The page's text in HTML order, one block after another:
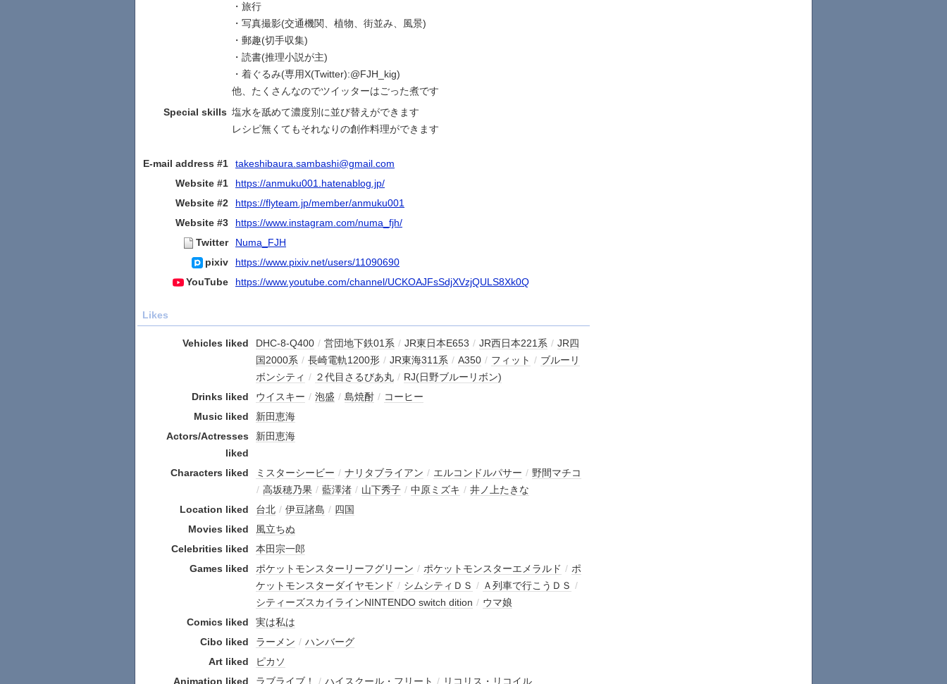
・旅行
・写真撮影(交通機関、植物、街並み、風景)
・郵趣(切手収集)
・読書(推理小説が主)
・着ぐるみ(専用X(Twitter):@FJH_kig)
他、たくさんなのでツイッターはごった煮です
Special skills 塩水を舐めて濃度別に並び替えができます
レシピ無くてもそれなりの創作料理ができます
E-mail address #1
takeshibaura.sambashi@gmail.com
Website #1
https://anmuku001.hatenablog.jp/
Website #2
https://flyteam.jp/member/anmuku001
Website #3
https://www.instagram.com/numa_fjh/
Twitter
Numa_FJH
pixiv
https://www.pixiv.net/users/11090690
YouTube
https://www.youtube.com/channel/UCKOAJFsSdjXVzjQULS8Xk0Q
Likes
Vehicles liked DHC-8-Q400 / 営団地下鉄01系 / JR東日本E653 / JR西日本221系 / JR四
国2000系 / 長崎電軌1200形 / JR東海311系 / A350 / フィット / ブルーリ
ボンシティ / ２代目さるびあ丸 / RJ(日野ブルーリボン)
Drinks liked
ウイスキー / 泡盛 / 島焼酎 / コーヒー
Music liked
新田恵海
Actors/Actresses
liked
新田恵海
Characters liked ミスターシービー / ナリタブライアン / エルコンドルパサー / 野間マチコ
/ 高坂穂乃果 / 藍澤渚 / 山下秀子 / 中原ミズキ / 井ノ上たきな
Location liked
台北 / 伊豆諸島 / 四国
Movies liked
風立ちぬ
Celebrities liked
本田宗一郎
Games liked
ポケットモンスターリーフグリーン / ポケットモンスターエメラルド / ポ
ケットモンスターダイヤモンド / シムシティＤＳ / Ａ列車で行こうＤＳ /
シティーズスカイラインNINTENDO switch dition / ウマ娘
Comics liked
実は私は
Cibo liked
ラーメン / ハンバーグ
Art liked
ピカソ
Animation liked
ラブライブ！ / ハイスクール・フリート / リコリス・リコイル